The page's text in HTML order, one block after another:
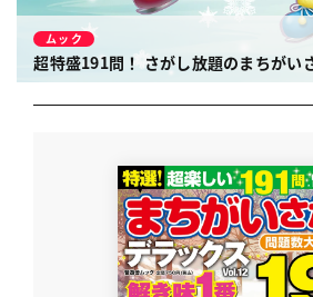
ムック
超特盛191問！ さがし放題のまちがい